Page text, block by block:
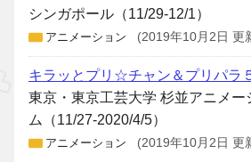
シンガポール（11/29-12/1）
アニメーション (2019年10月2日 更
キラッとプリ☆チャン＆プリパラ
東京・東京工芸大学 杉並アニメー
ム（11/27-2020/4/5）
アニメーション (2019年10月2日 更